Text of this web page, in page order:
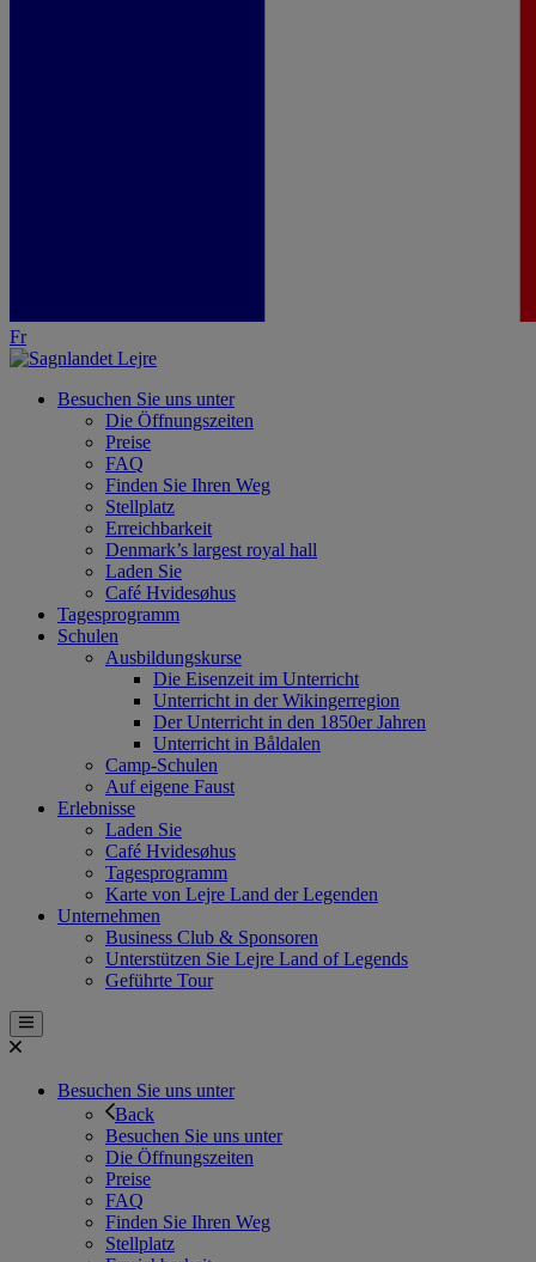
Fr
Besuchen Sie uns unter
Die Öffnungszeiten
Preise
FAQ
Finden Sie Ihren Weg
Stellplatz
Erreichbarkeit
Denmark’s largest royal hall
Laden Sie
Café Hvidesøhus
Tagesprogramm
Schulen
Ausbildungskurse
Die Eisenzeit im Unterricht
Unterricht in der Wikingerregion
Der Unterricht in den 1850er Jahren
Unterricht in Båldalen
Camp-Schulen
Auf eigene Faust
Erlebnisse
Laden Sie
Café Hvidesøhus
Tagesprogramm
Karte von Lejre Land der Legenden
Unternehmen
Business Club & Sponsoren
Unterstützen Sie Lejre Land of Legends
Geführte Tour
Besuchen Sie uns unter
Back
Besuchen Sie uns unter
Die Öffnungszeiten
Preise
FAQ
Finden Sie Ihren Weg
Stellplatz